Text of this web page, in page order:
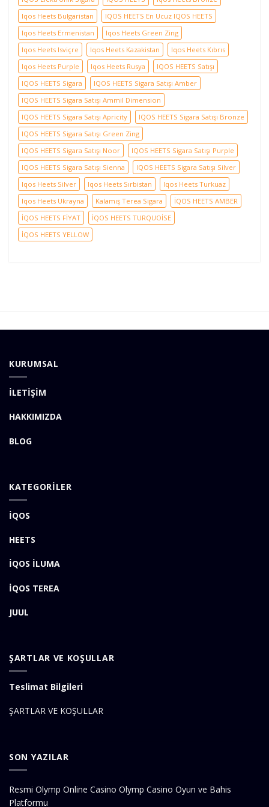
Iqos Heets Bulgaristan
IQOS HEETS En Ucuz IQOS HEETS
Iqos Heets Ermenistan
Iqos Heets Green Zing
Iqos Heets Isviçre
Iqos Heets Kazakistan
Iqos Heets Kıbrıs
Iqos Heets Purple
Iqos Heets Rusya
IQOS HEETS Satışı
IQOS HEETS Sigara
IQOS HEETS Sigara Satışı Amber
IQOS HEETS Sigara Satışı Ammil Dimension
IQOS HEETS Sigara Satışı Apricity
IQOS HEETS Sigara Satışı Bronze
IQOS HEETS Sigara Satışı Green Zing
IQOS HEETS Sigara Satışı Noor
IQOS HEETS Sigara Satışı Purple
IQOS HEETS Sigara Satışı Sienna
IQOS HEETS Sigara Satışı Silver
Iqos Heets Silver
Iqos Heets Sırbistan
Iqos Heets Turkuaz
Iqos Heets Ukrayna
Kalamış Terea Sigara
İQOS HEETS AMBER
İQOS HEETS FİYAT
İQOS HEETS TURQUOİSE
İQOS HEETS YELLOW
KURUMSAL
İLETİŞİM
HAKKIMIZDA
BLOG
KATEGORİLER
İQOS
HEETS
İQOS İLUMA
İQOS TEREA
JUUL
ŞARTLAR VE KOŞULLAR
Teslimat Bilgileri
ŞARTLAR VE KOŞULLAR
SON YAZILAR
Resmi Olymp Online Casino Olymp Casino Oyun ve Bahis
Platformu